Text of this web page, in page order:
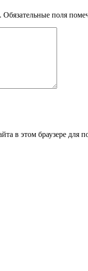
Обязательные поля
в этом браузере для